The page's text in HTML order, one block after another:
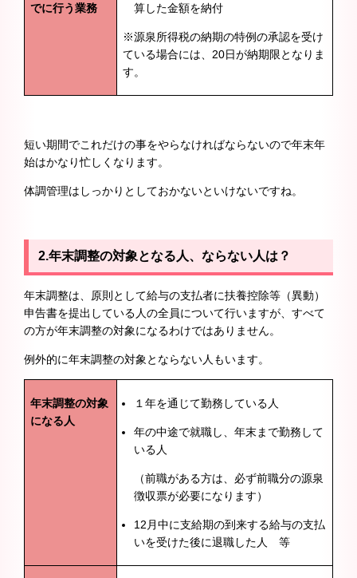
でに行う業務
算した金額を納付
※源泉所得税の納期の特例の承認を受け
ている場合には、20日が納期限となりま
す。
短い期間でこれだけの事をやらなければならないので年末年
始はかなり忙しくなります。
体調管理はしっかりとしておかないといけないですね。
2.年末調整の対象となる人、ならない人は？
年末調整は、原則として給与の支払者に扶養控除等（異動）
申告書を提出している人の全員について行いますが、すべて
の方が年末調整の対象になるわけではありません。
例外的に年末調整の対象とならない人もいます。
年末調整の対象
になる人
１年を通じて勤務している人
年の中途で就職し、年末まで勤務して
いる人
（前職がある方は、必ず前職分の源泉
徴収票が必要になります）
12月中に支給期の到来する給与の支払
いを受けた後に退職した人 等